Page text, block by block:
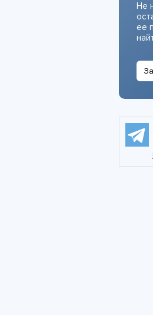
Не
ее